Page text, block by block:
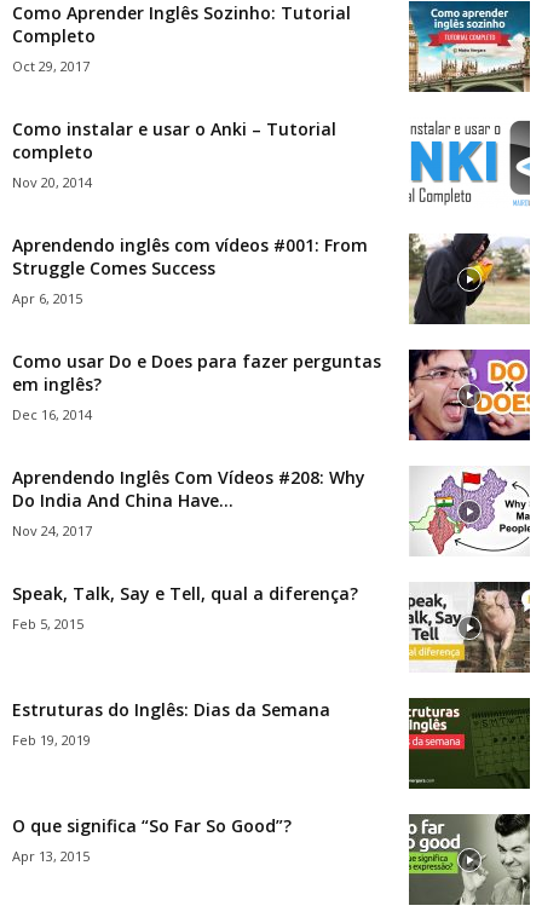
Como Aprender Inglês Sozinho: Tutorial
Completo
Oct 29, 2017
Como instalar e usar o Anki – Tutorial
completo
Nov 20, 2014
Aprendendo inglês com vídeos #001: From
Struggle Comes Success
Apr 6, 2015
Como usar Do e Does para fazer perguntas
em inglês?
Dec 16, 2014
Aprendendo Inglês Com Vídeos #208: Why
Do India And China Have...
Nov 24, 2017
Speak, Talk, Say e Tell, qual a diferença?
Feb 5, 2015
Estruturas do Inglês: Dias da Semana
Feb 19, 2019
O que significa “So Far So Good”?
Apr 13, 2015